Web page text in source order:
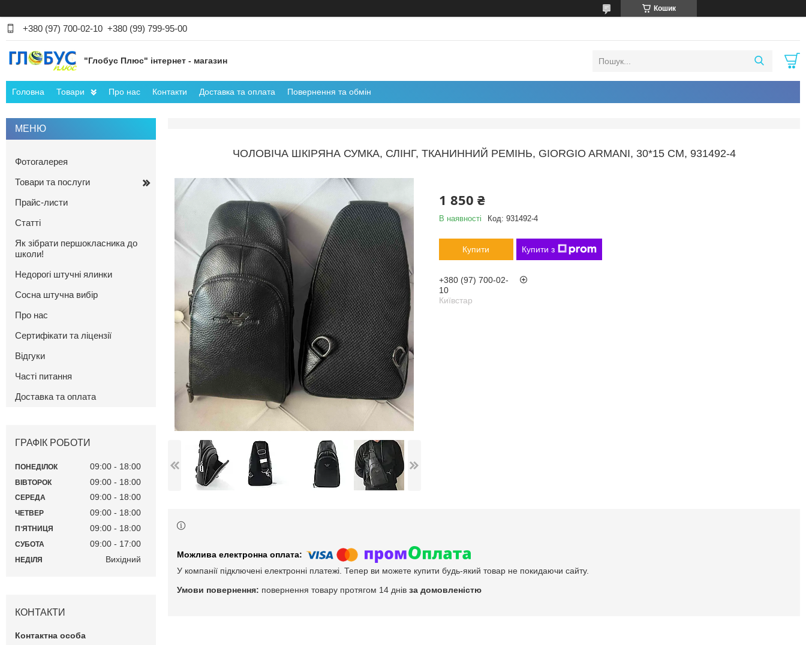
Кошик
+380 (97) 700-02-10 +380 (99) 799-95-00
"Глобус Плюс" інтернет - магазин
Головна Товари Про нас Контакти Доставка та оплата Повернення та обмін
ЧОЛОВІЧА ШКІРЯНА СУМКА, СЛІНГ, ТКАНИННИЙ РЕМІНЬ, GIORGIO ARMANI, 30*15 СМ, 931492-4
1 850 ₴
В наявності Код: 931492-4
Купити Купити з
+380 (97) 700-02-
10
Київстар
У компанії підключені електронні платежі. Тепер ви можете купити будь-який товар не покидаючи сайту.
повернення товару протягом 14 днів за домовленістю
Фотогалерея
Товари та послуги
Прайс-листи
Статті
Як зібрати першокласника до
школи!
Недорогі штучні ялинки
Сосна штучна вибір
Про нас
Сертифікати та ліцензії
Відгуки
Часті питання
Доставка та оплата
ГРАФІК РОБОТИ
ПОНЕДІЛОК 09:00 18:00
ВІВТОРОК 09:00 18:00
СЕРЕДА 09:00 18:00
ЧЕТВЕР 09:00 18:00
ПʼЯТНИЦЯ 09:00 18:00
СУБОТА 09:00 17:00
НЕДІЛЯ Вихідний
КОНТАКТИ